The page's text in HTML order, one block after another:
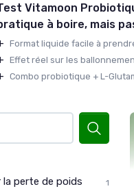
Vitamoon
à boire, mais
Format liquide facile à
Effet réel sur les
Combo probiotique + L-
perte de poids 1